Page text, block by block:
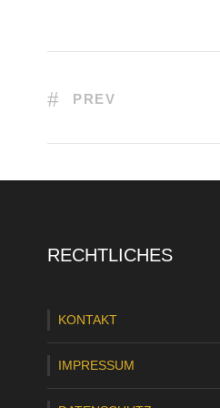
PREV
RECHTLICHES
KONTAKT
IMPRESSUM